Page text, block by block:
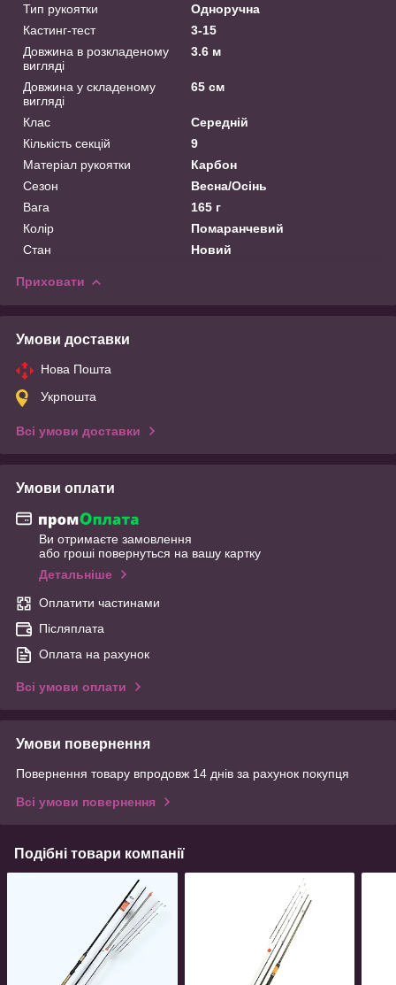
Тип рукоятки
Одноручна
Кастинг-тест
3-15
Довжина в розкладеному
вигляді
3.6 м
Довжина у складеному
вигляді
65 см
Клас
Середній
Кількість секцій
9
Матеріал рукоятки
Карбон
Сезон
Весна/Осінь
Вага
165 г
Колір
Помаранчевий
Стан
Новий
Приховати
Умови доставки
Нова Пошта
Укрпошта
Всі умови доставки
Умови оплати
Ви отримаєте замовлення
або гроші повернуться на вашу картку
Детальніше
Оплатити частинами
Післяплата
Оплата на рахунок
Всі умови оплати
Умови повернення
Повернення товару впродовж 14 днів за рахунок покупця
Всі умови повернення
Подібні товари компанії